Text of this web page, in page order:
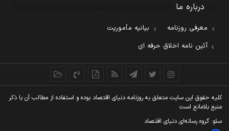
درباره ما
معرفی روزنامه
بیانیه مأموریت
آئین نامه اخلاق حرفه ای
کليه حقوق اين سايت متعلق به روزنامه دنيای اقتصاد بوده و استفاده از مطالب آن با ذکر
منبع بلامانع است
سئو: گروه رسانه‌ای دنیای اقتصاد